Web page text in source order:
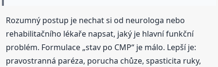
Rozumný postup je nechat si od neurologa nebo
rehabilitačního lékaře napsat, jaký je hlavní funkční
problém. Formulace „stav po CMP“ je málo. Lepší je:
pravostranná paréza, porucha chůze, spasticita ruky,